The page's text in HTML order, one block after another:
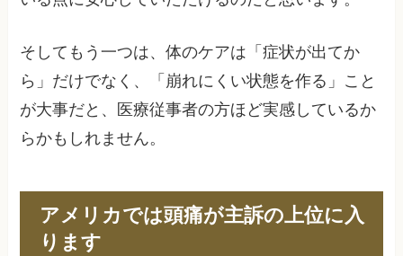
そしてもう一つは、体のケアは「症状が出てか
ら」だけでなく、「崩れにくい状態を作る」こと
が大事だと、医療従事者の方ほど実感しているか
らかもしれません。
アメリカでは頭痛が主訴の上位に入
ります